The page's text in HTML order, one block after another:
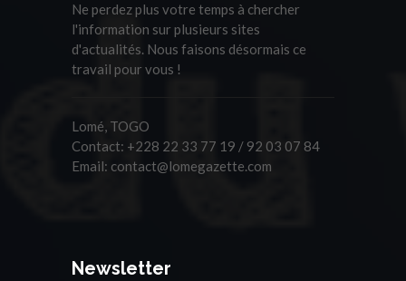
Ne perdez plus votre temps à chercher
l'information sur plusieurs sites
d'actualités. Nous faisons désormais ce
travail pour vous !
Lomé, TOGO
Contact: +228 22 33 77 19 / 92 03 07 84
Email: contact@lomegazette.com
Newsletter